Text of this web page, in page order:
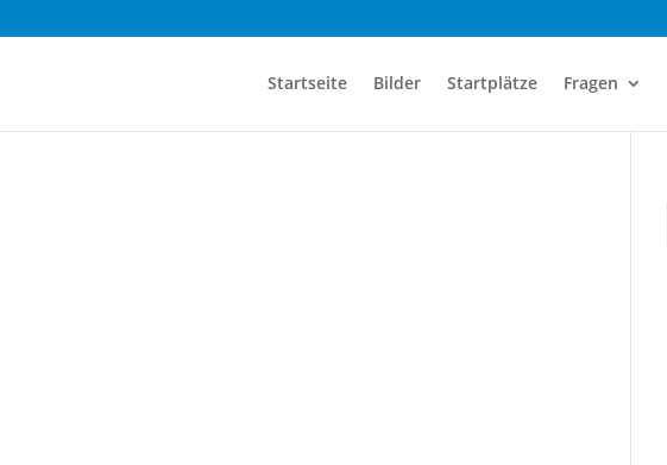
Startseite Bilder Startplätze Fragen